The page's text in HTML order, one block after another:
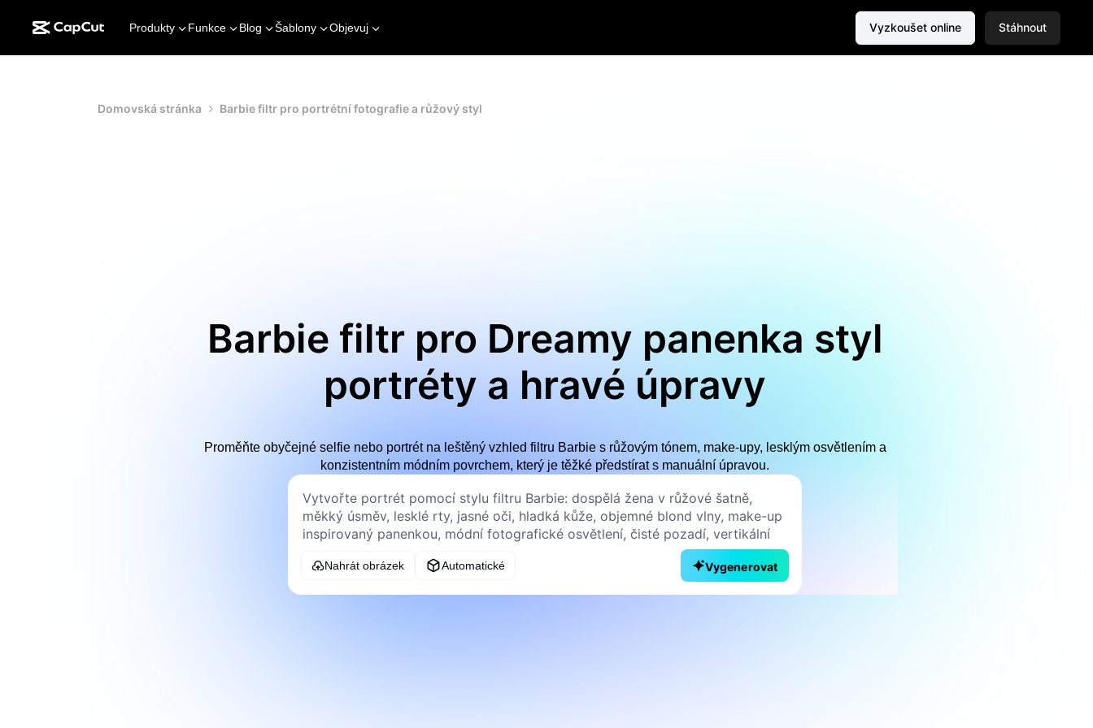
Produkty Funkce Blog Šablony Objevuj Vyzkoušet online Stáhnout
Domovská stránka Barbie filtr pro portrétní fotografie a růžový styl
Barbie filtr pro Dreamy panenka styl
portréty a hravé úpravy
Proměňte obyčejné selfie nebo portrét na leštěný vzhled filtru Barbie s růžovým tónem, make-upy, lesklým osvětlením a
konzistentním módním povrchem, který je těžké předstírat s manuální úpravou.
Nahrát obrázek Automatické Vygenerovat